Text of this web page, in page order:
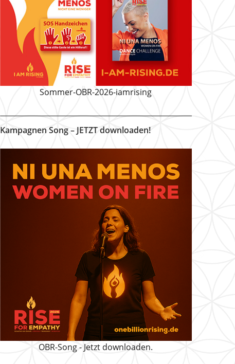
Sommer-OBR-2026-iamrising
Kampagnen Song – JETZT downloaden!
OBR-Song - Jetzt downloaden.